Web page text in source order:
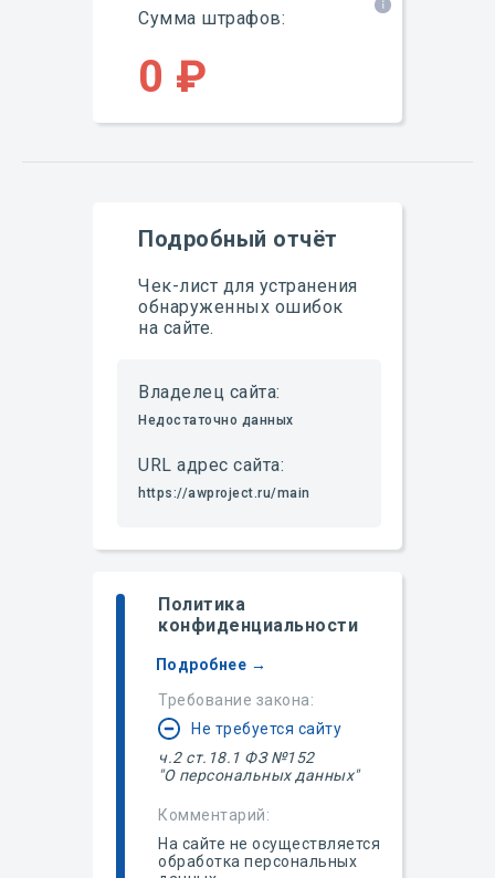
Сумма штрафов:
0 ₽
Чек-лист для устранения
обнаруженных ошибок
на сайте.
https://awproject.ru/main
Подробный отчёт
Недостаточно данных
URL адрес сайта:
Владелец сайта:
Политика
конфиденциальности
Требование закона:
Комментарий:
Не требуется сайту
На сайте не осуществляется
обработка персональных
ч.2 ст.18.1 ФЗ №152
"О персональных данных"
Подробнее →